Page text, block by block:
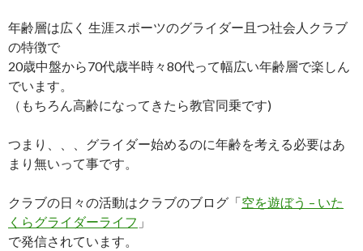
年齢層は広く 生涯スポーツのグライダー且つ社会人クラブ
の特徴で
20歳中盤から70代歳半時々80代って幅広い年齢層で楽しん
でいます。
（もちろん高齢になってきたら教官同乗です)
つまり、、、グライダー始めるのに年齢を考える必要はあ
まり無いって事です。
クラブの日々の活動はクラブのブログ「空を遊ぼう – いた
くらグライダーライフ 」
で発信されています。